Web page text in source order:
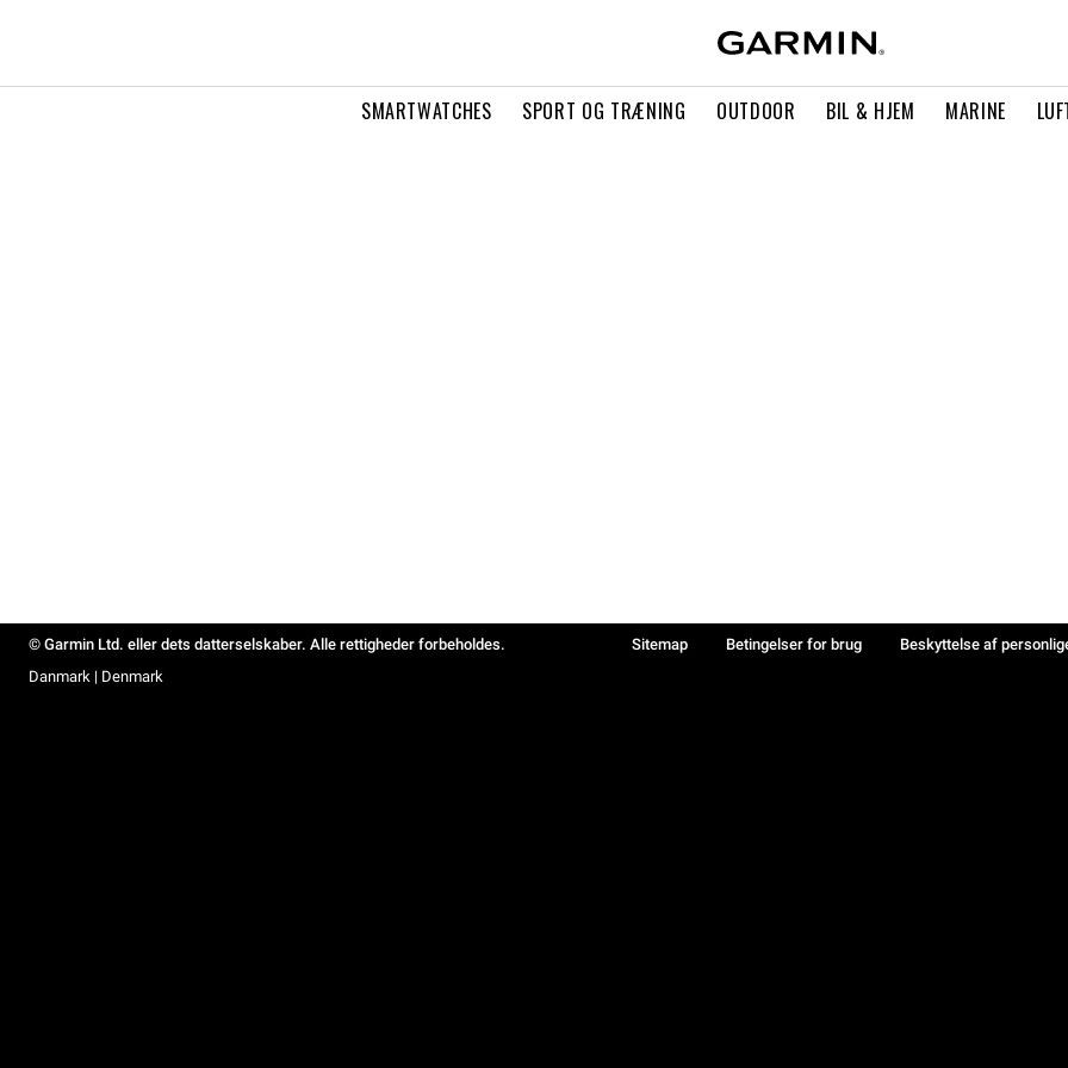
SMARTWATCHES SPORT OG TRÆNING OUTDOOR BIL & HJEM MARINE
© Garmin Ltd. eller dets datterselskaber. Alle rettigheder forbeholdes. Sitemap Betingelser for brug Beskyttelse af
Danmark | Denmark